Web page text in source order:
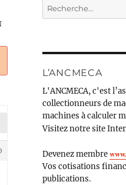
Recherche
pour :
L’ANCMECA
L'ANCMECA, c'est
collectionneurs de
machines à calculer
Visitez notre site
Devenez membre
Vos cotisations
publications.